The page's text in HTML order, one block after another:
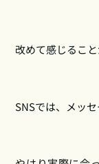
改めて感じるこ
SNSでは、メッ